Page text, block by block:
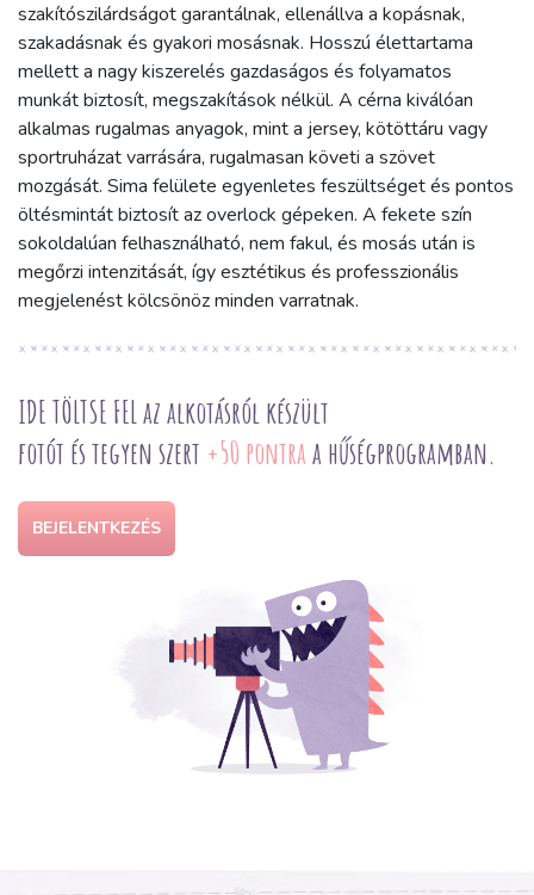
szakítószilárdságot garantálnak, ellenállva a kopásnak,
szakadásnak és gyakori mosásnak. Hosszú élettartama
mellett a nagy kiszerelés gazdaságos és folyamatos
munkát biztosít, megszakítások nélkül. A cérna kiválóan
alkalmas rugalmas anyagok, mint a jersey, kötöttáru vagy
sportruházat varrására, rugalmasan követi a szövet
mozgását. Sima felülete egyenletes feszültséget és pontos
öltésmintát biztosít az overlock gépeken. A fekete szín
sokoldalúan felhasználható, nem fakul, és mosás után is
megőrzi intenzitását, így esztétikus és professzionális
megjelenést kölcsönöz minden varratnak.
IDE TÖLTSE FEL az alkotásról készült
fotót és tegyen szert +50 pontraa hűségprogramban.
BEJELENTKEZÉS